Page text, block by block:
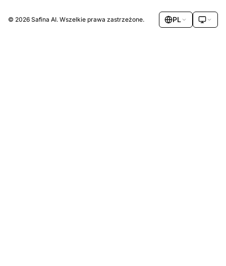
© 2026 Safina AI. Wszelkie prawa zastrzeżone. PL